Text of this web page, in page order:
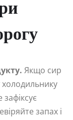
Якщо сир
запах і